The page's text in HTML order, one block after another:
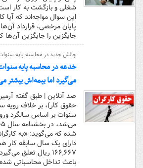
شغلی و بازگشت به کار
این سوال مواجه‌اند که آیا
پایان مرخصی، قرارداد
جایگزین را جایگزین آن‌ها
چالش جدید در محاسبه پایه سنوات
خدعه در محاسبه پایه
می‌گیرد اما بیمه‌اش بیشتر
صد آنلاین | طبق گفته
حقوق کار)، بر خلاف رویه
سنوات بر اساس سالگرد
دارای یک سال سابقه کار
۱۶۶,۶۶۷ ریال تعلق
باعث تداخل محاسباتی